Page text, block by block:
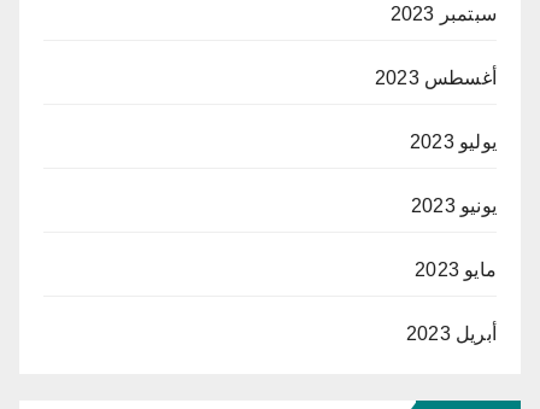
سبتمبر 2023
أغسطس 2023
يوليو 2023
يونيو 2023
مايو 2023
أبريل 2023